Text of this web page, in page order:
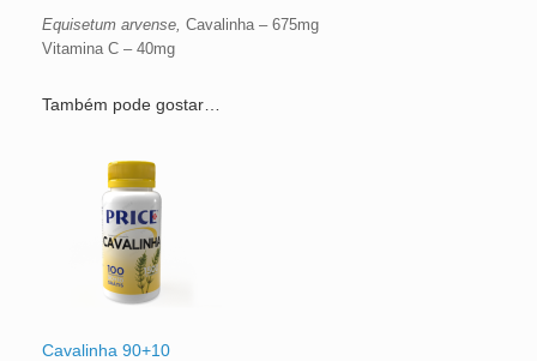
Equisetum arvense, Cavalinha – 675mg
Vitamina C – 40mg
Também pode gostar…
Cavalinha 90+10